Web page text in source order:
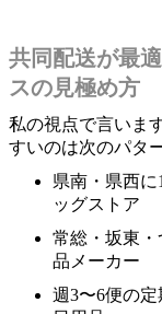
共同配送が最
スの見極め方
私の視点で言いま
すいのは次のパタ
県南・県西
ッグストア
常総・坂東
品メーカー
週3〜6便の